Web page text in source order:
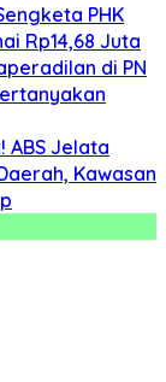
PHK
Rp14,68 Juta
di PN
ABS Jelata
Kawasan